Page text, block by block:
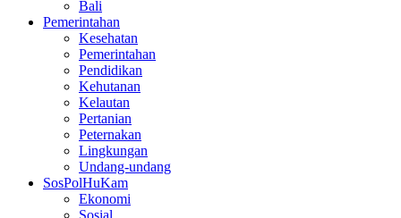
Bali
Pemerintahan
Kesehatan
Pemerintahan
Pendidikan
Kehutanan
Kelautan
Pertanian
Peternakan
Lingkungan
Undang-undang
SosPolHuKam
Ekonomi
Sosial